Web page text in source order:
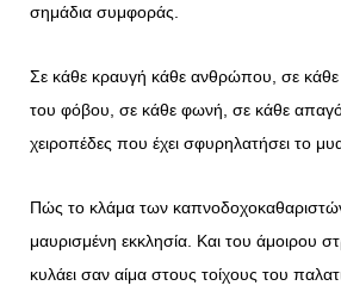
σημάδια συμφοράς.
Σε κάθε κραυγή κάθε ανθρώπου, σε
του φόβου, σε κάθε φωνή, σε κάθε
χειροπέδες που έχει σφυρηλατήσει το
Πώς το κλάμα των
μαυρισμένη εκκλησία. Και του άμοιρου
κυλάει σαν αίμα στους τοίχους του